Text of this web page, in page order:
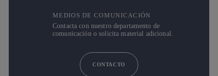
MEDIOS DE COMUNICACIÓN
Contacta con nuestro departamento de
comunicación o solicita material adicional.
CONTACTO